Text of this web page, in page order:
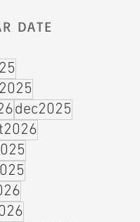
DATE
dec2025